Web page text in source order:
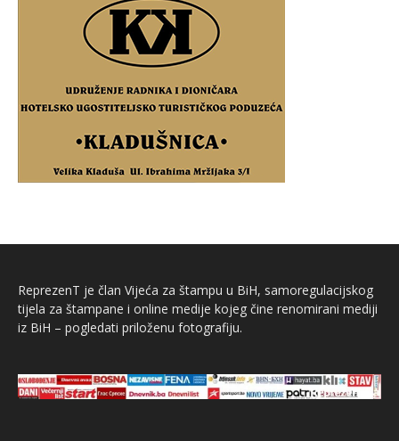
ReprezenT je član Vijeća za štampu u BiH, samoregulacijskog
tijela za štampane i online medije kojeg čine renomirani mediji
iz BiH – pogledati priloženu fotografiju.